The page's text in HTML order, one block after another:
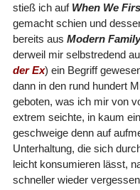
stieß ich auf When We
gemacht schien und
bereits aus Modern Family
derweil mir selbstredend
der Ex) ein Begriff
dann in den rund hundert
geboten, was ich mir von
extrem seichte, in kaum
geschweige denn auf
Unterhaltung, die sich
leicht konsumieren lässt,
schneller wieder